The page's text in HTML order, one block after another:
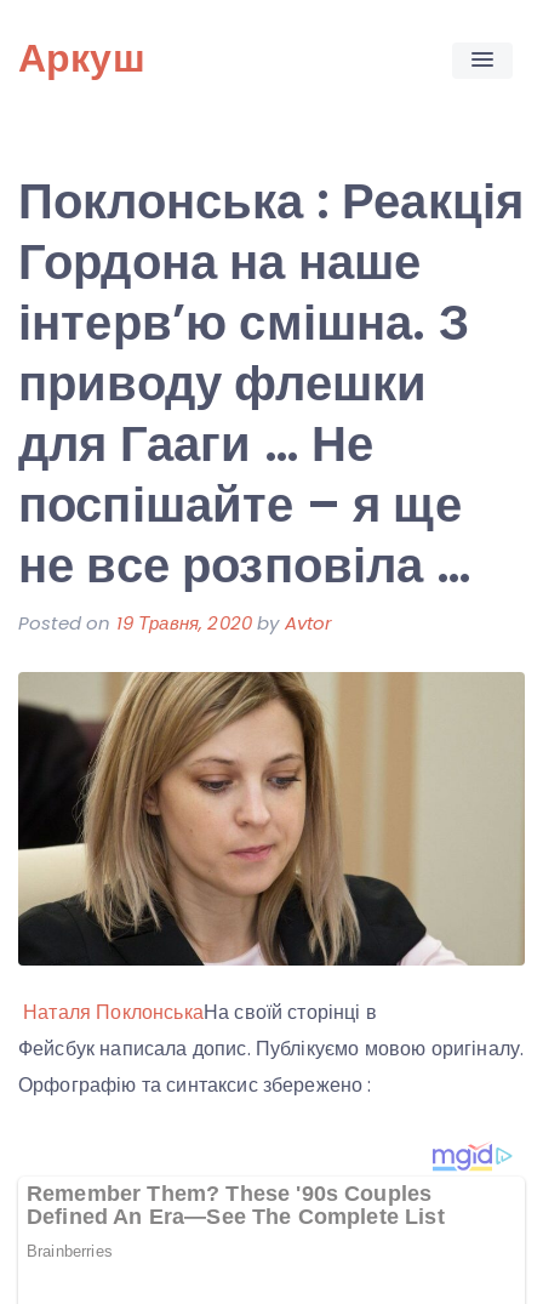
content
Аркуш
Поклонська : Реакція
Гордона на наше
інтерв’ю смішна. З
приводу флешки
для Гааги … Не
поспішайте – я ще
не все розповіла …
Posted on 19 Травня, 2020byAvtor
Наталя ПоклонськаНа своїй сторінці в
Фейсбук написала допис. Публікуємо мовою оригіналу.
Орфографію та синтаксис збережено :